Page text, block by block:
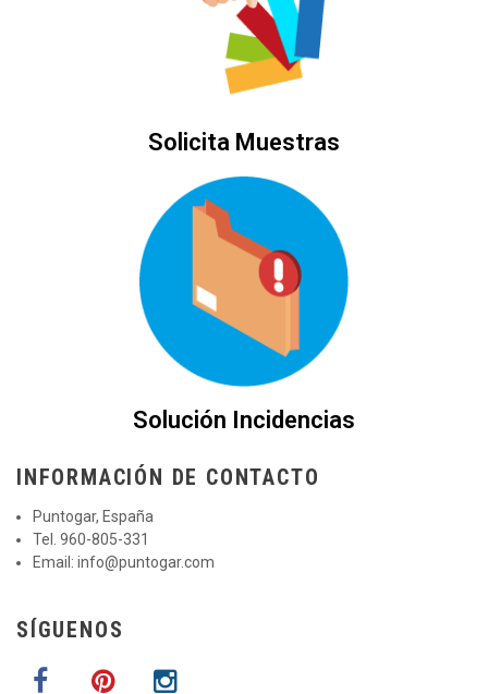
Solicita Muestras
Solución Incidencias
INFORMACIÓN DE CONTACTO
Puntogar, España
Tel. 960-805-331
Email: info@puntogar.com
SÍGUENOS